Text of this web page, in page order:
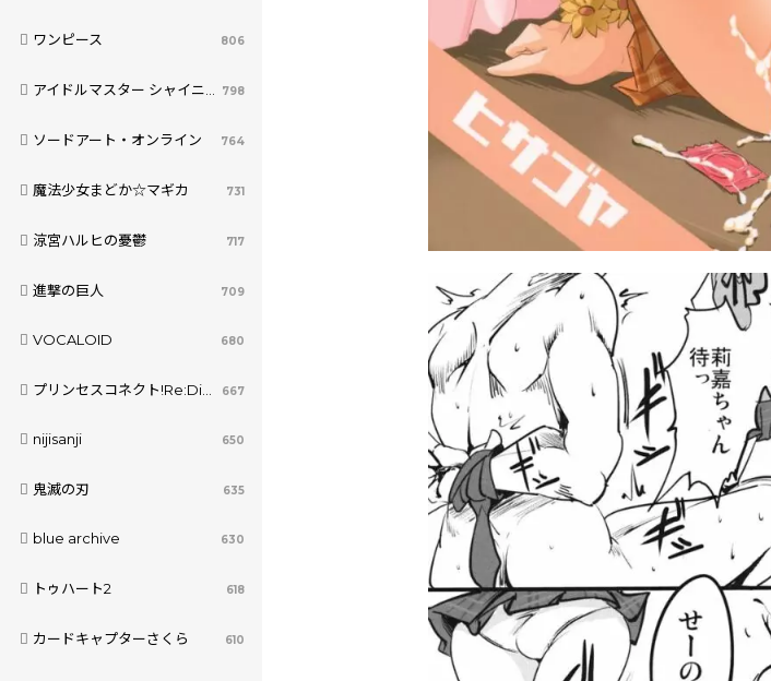
ワンピース 806
アイドルマスター シャイニーカラーズ 798
ソードアート・オンライン 764
魔法少女まどか☆マギカ 731
涼宮ハルヒの憂鬱 717
進撃の巨人 709
VOCALOID 680
プリンセスコネクト!Re:Dive 667
nijisanji 650
鬼滅の刃 635
blue archive 630
トゥハート2 618
カードキャプターさくら 610